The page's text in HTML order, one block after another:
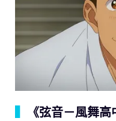
《弦音－風舞